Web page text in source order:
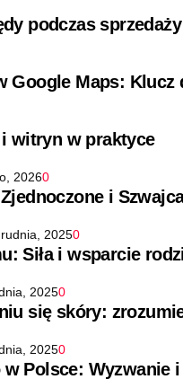
podczas
Google Maps:
witryn w praktyce
20260
i
20250
Siła i wsparcie
20250
się skóry:
20250
Polsce: Wyzwanie